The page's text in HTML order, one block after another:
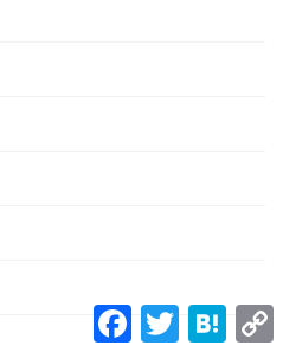
FacebookTwitter Hatena